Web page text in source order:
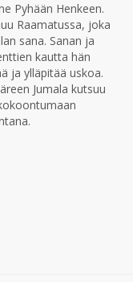
Pyhään Henkeen.
Raamatussa, joka
sana. Sanan ja
kautta hän
ja ylläpitää uskoa.
Jumala kutsuu